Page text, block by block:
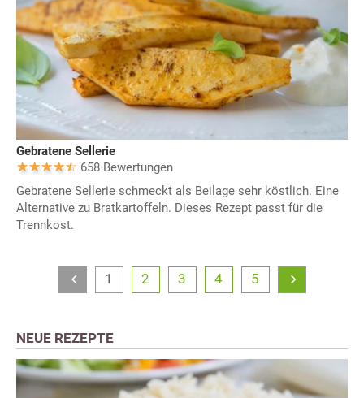
Gebratene Sellerie
658 Bewertungen
Gebratene Sellerie schmeckt als Beilage sehr köstlich. Eine
Alternative zu Bratkartoffeln. Dieses Rezept passt für die
Trennkost.
1 2 3 4 5
NEUE REZEPTE